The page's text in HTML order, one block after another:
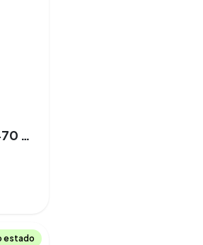
LENOVO ULTRABOOK T470 256 GB SSD 8 GB Intel I5 7ma Gen. WINDOWS 10 PRO 80%
estado